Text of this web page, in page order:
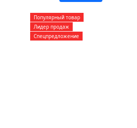
Популярный товар
Лидер продаж
Спецпредложение